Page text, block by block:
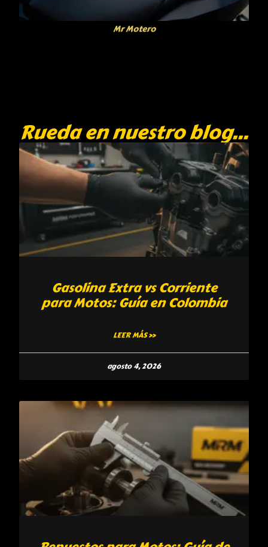
Mr Motero
Rueda en nuestro blog...
Gasolina Extra vs Corriente
para Motos: Guía en Colombia
LEER MÁS »
agosto 4, 2026